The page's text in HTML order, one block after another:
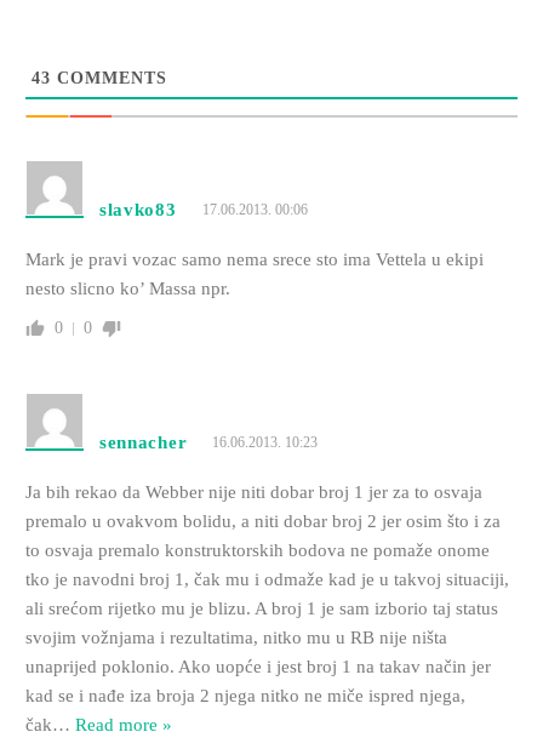
43 COMMENTS
slavko83 17.06.2013. 00:06
Mark je pravi vozac samo nema srece sto ima Vettela u ekipi
nesto slicno ko’ Massa npr.
0 0
sennacher 16.06.2013. 10:23
Ja bih rekao da Webber nije niti dobar broj 1 jer za to osvaja
premalo u ovakvom bolidu, a niti dobar broj 2 jer osim što i za
to osvaja premalo konstruktorskih bodova ne pomaže onome
tko je navodni broj 1, čak mu i odmaže kad je u takvoj situaciji,
ali srećom rijetko mu je blizu. A broj 1 je sam izborio taj status
svojim vožnjama i rezultatima, nitko mu u RB nije ništa
unaprijed poklonio. Ako uopće i jest broj 1 na takav način jer
kad se i nađe iza broja 2 njega nitko ne miče ispred njega,
čak… Read more »